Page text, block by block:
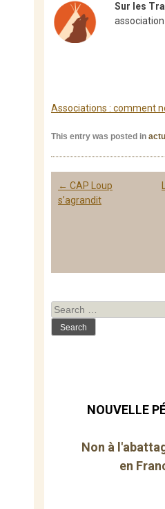
Sur les
Associations : comment
This entry was posted in
Post
navigation
← CAP Loup
s’agrandit
Search
for:
NOUVELLE
Non à
en